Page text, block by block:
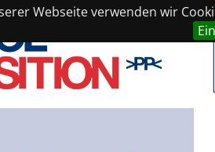
Webseite verwenden wir